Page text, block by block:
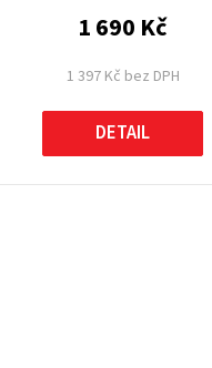
1 397 Kč bez DPH
1 690 Kč
DETAIL